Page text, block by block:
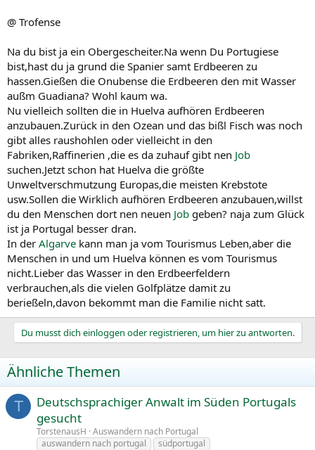
@ Trofense
Na du bist ja ein Obergescheiter.Na wenn Du Portugiese
bist,hast du ja grund die Spanier samt Erdbeeren zu
hassen.Gießen die Onubense die Erdbeeren den mit Wasser
außm Guadiana? Wohl kaum wa.
Nu vielleich sollten die in Huelva aufhören Erdbeeren
anzubauen.Zurück in den Ozean und das bißl Fisch was noch
gibt alles raushohlen oder vielleicht in den
Fabriken,Raffinerien ,die es da zuhauf gibt nen Job
suchen.Jetzt schon hat Huelva die größte
Unweltverschmutzung Europas,die meisten Krebstote
usw.Sollen die Wirklich aufhören Erdbeeren anzubauen,willst
du den Menschen dort nen neuen Job geben? naja zum Glück
ist ja Portugal besser dran.
In der Algarve kann man ja vom Tourismus Leben,aber die
Menschen in und um Huelva können es vom Tourismus
nicht.Lieber das Wasser in den Erdbeerfeldern
verbrauchen,als die vielen Golfplätze damit zu
berießeln,davon bekommt man die Familie nicht satt.
Du musst dich einloggen oder registrieren, um hier zu antworten.
Ähnliche Themen
T
Deutschsprachiger Anwalt im Süden Portugals
gesucht
TorstenausH Auswandern nach Portugal
auswandern nach portugal
südportugal